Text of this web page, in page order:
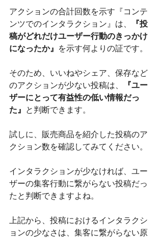
アクションの合計回数を示す『コンテ
ンツでのインタラクション』は、
『投
稿がどれだけユーザー行動のきっかけ
になったか』 を示す何よりの証です。
そのため、いいねやシェア、保存など
のアクションが少ない投稿は、
『ユー
ザーにとって有益性の低い情報だっ
た』 と判断できます。
試しに、販売商品を紹介した投稿のア
クション数を確認してみてください。
インタラクションが少なければ、ユー
ザーの集客行動に繋がらない投稿だっ
たと判断できますよね。
上記から、投稿におけるインタラクシ
ョンの少なさは、集客に繋がらない原